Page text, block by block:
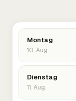
Montag
10. Aug.
Dienstag
11. Aug.